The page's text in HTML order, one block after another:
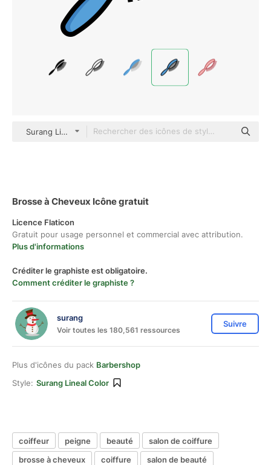
Surang Lineal Color
Brosse à Cheveux Icône gratuit
Licence Flaticon
Gratuit pour usage personnel et commercial avec attribution.
Plus d'informations
Créditer le graphiste est obligatoire.
Comment créditer le graphiste ?
surang
Voir toutes les 180,561 ressources
Suivre
Plus d'icônes du pack Barbershop
Style: Surang Lineal Color
coiffeur peigne beauté
salon de coiffure
brosse à cheveux
coiffure salon de beauté